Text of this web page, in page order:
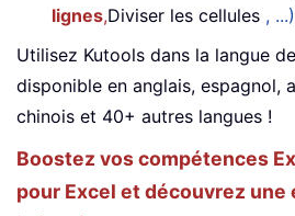
lignes,Diviser les cellules , ...)
Utilisez Kutools dans la langue
disponible en anglais, espagnol,
chinois et 40+ autres langues !
Boostez vos compétences
pour Excel et découvrez